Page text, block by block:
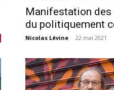
Manifestation
du politiquement
Nicolas Lévine - 22 mai 2021